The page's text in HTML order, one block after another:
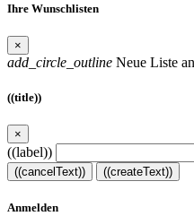
Ihre Wunschlisten
×
add_circle_outline Neue Liste
((title))
×
((label))
((cancelText)) ((createText))
Anmelden